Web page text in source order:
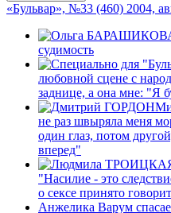
«Бульвар», №33 (460) 2004,
судимость
любовной сцене с
заднице, а она мне: "Я
не раз швыряла меня
один глаз, потом
вперед"
"Насилие - это
о сексе принято
Анжелика Варум